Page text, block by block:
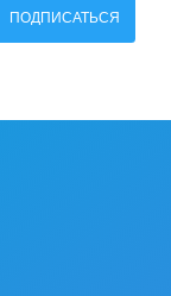
ПОДПИСАТЬСЯ